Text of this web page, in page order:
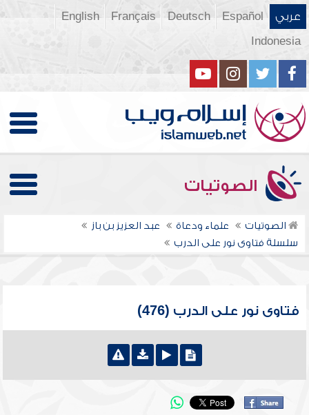
عربي Español
Deutsch
Français
English
Indonesia
الصوتيات
الصوتيات علماء ودعاة
عبد العزيز بن باز
سلسلة فتاوى نور على الدرب
فتاوى نور على الدرب (476)